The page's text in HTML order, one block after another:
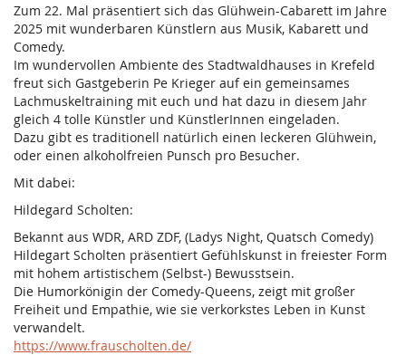
Zum 22. Mal präsentiert sich das Glühwein-Cabarett im Jahre
2025 mit wunderbaren Künstlern aus Musik, Kabarett und
Comedy.
Im wundervollen Ambiente des Stadtwaldhauses in Krefeld
freut sich Gastgeberin Pe Krieger auf ein gemeinsames
Lachmuskeltraining mit euch und hat dazu in diesem Jahr
gleich 4 tolle Künstler und KünstlerInnen eingeladen.
Dazu gibt es traditionell natürlich einen leckeren Glühwein,
oder einen alkoholfreien Punsch pro Besucher.
Mit dabei:
Hildegard Scholten:
Bekannt aus WDR, ARD ZDF, (Ladys Night, Quatsch Comedy)
Hildegart Scholten präsentiert Gefühlskunst in freiester Form
mit hohem artistischem (Selbst-) Bewusstsein.
Die Humorkönigin der Comedy-Queens, zeigt mit großer
Freiheit und Empathie, wie sie verkorkstes Leben in Kunst
verwandelt.
https://www.frauscholten.de/